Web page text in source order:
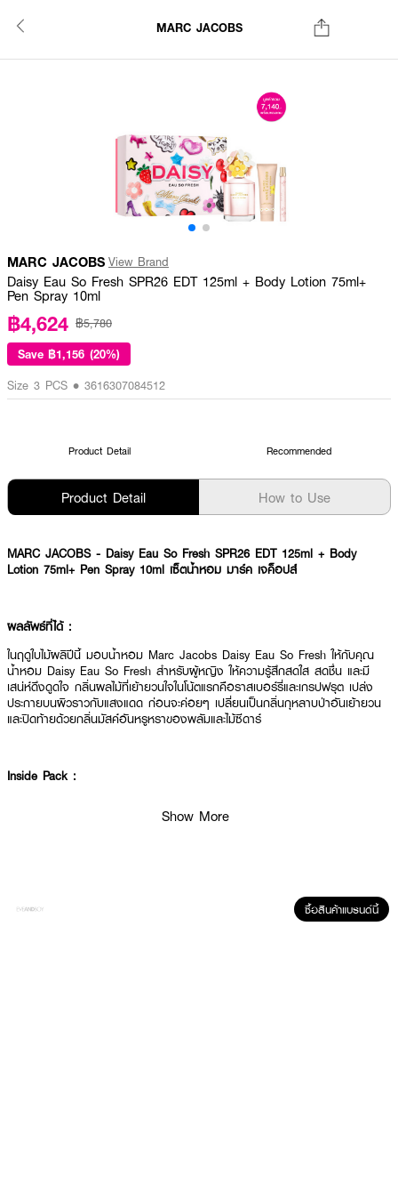
MARC JACOBS
MARC JACOBS View Brand
Daisy Eau So Fresh SPR26 EDT 125ml + Body Lotion 75ml+
Pen Spray 10ml
฿4,624 ฿5,780
Save ฿1,156 (20%)
Size 3 PCS • 3616307084512
Product Detail Recommended
Product Detail How to Use
MARC JACOBS - Daisy Eau So Fresh SPR26 EDT 125ml + Body
Lotion 75ml+ Pen Spray 10ml เซ็ตน้ำหอม มาร์ค เจค็อปส์
ผลลัพธ์ที่ได้ :
ในฤดูใบไม้ผลิปีนี้ มอบน้ำหอม Marc Jacobs Daisy Eau So Fresh ให้กับคุณ
น้ำหอม Daisy Eau So Fresh สำหรับผู้หญิง ให้ความรู้สึกสดใส สดชื่น และมี
เสน่ห์ดึงดูดใจ กลิ่นผลไม้ที่เย้ายวนใจในโน้ตแรกคือราสเบอร์รี่และเกรปฟรุต เปล่ง
ประกายบนผิวราวกับแสงแดด ก่อนจะค่อยๆ เปลี่ยนเป็นกลิ่นกุหลาบป่าอันเย้ายวน
และปิดท้ายด้วยกลิ่นมัสค์อันหรูหราของพลัมและไม้ซีดาร์
Inside Pack :
Show More
ซื้อสินค้าแบรนด์นี้